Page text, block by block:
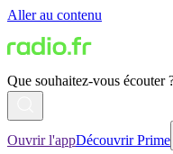
Aller au contenu
Que souhaitez-vous écouter
Ouvrir l'appDécouvrir Prime